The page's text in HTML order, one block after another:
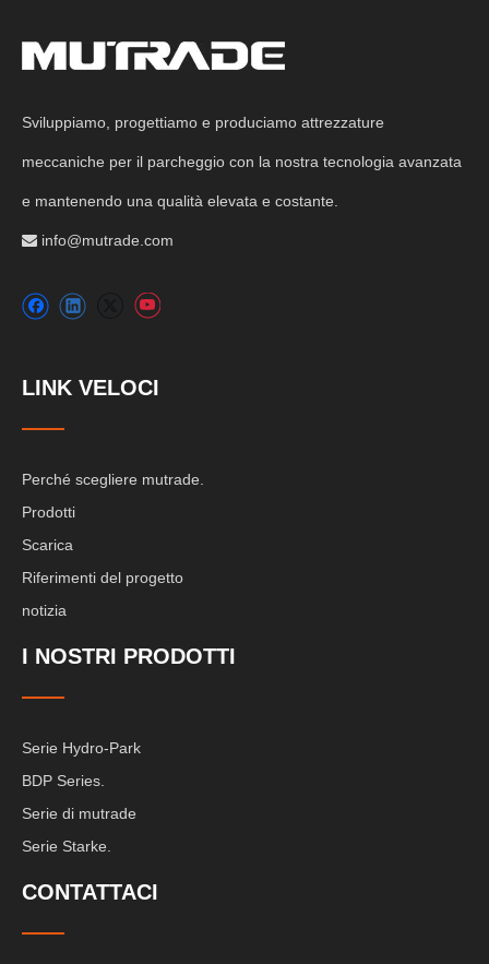
Sviluppiamo, progettiamo e produciamo attrezzature
meccaniche per il parcheggio con la nostra tecnologia avanzata
e mantenendo una qualità elevata e costante.
 info@mutrade.com
LINK VELOCI
Perché scegliere mutrade.
Prodotti
Scarica
Riferimenti del progetto
notizia
I NOSTRI PRODOTTI
Serie Hydro-Park
BDP Series.
Serie di mutrade
Serie Starke.
CONTATTACI